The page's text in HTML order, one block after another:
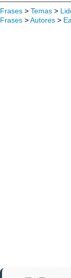
Frases > Temas >
Frases >Autores >